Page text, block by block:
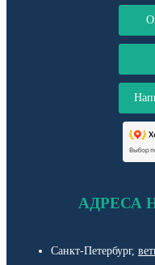
АДРЕСА
Санкт-Петербург,